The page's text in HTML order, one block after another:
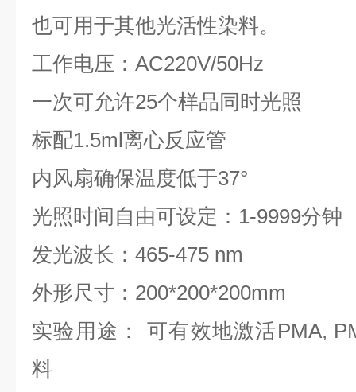
也可用于其他光活性染料。
工作电压：AC220V/50Hz
一次可允许25个样品同时光照
标配1.5ml离心反应管
内风扇确保温度低于37°
光照时间自由可设定：1-9999分钟
发光波长：465-475 nm
外形尺寸：200*200*200mm
实验用途： 可有效地激活PMA,
料